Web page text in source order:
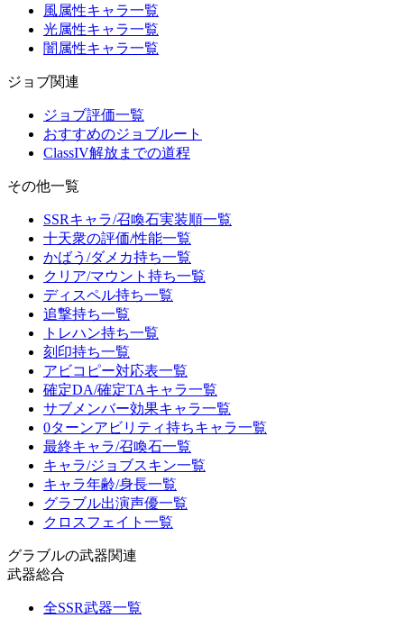
風属性キャラ一覧
光属性キャラ一覧
闇属性キャラ一覧
ジョブ関連
ジョブ評価一覧
おすすめのジョブルート
ClassIV解放までの道程
その他一覧
SSRキャラ/召喚石実装順一覧
十天衆の評価/性能一覧
かばう/ダメカ持ち一覧
クリア/マウント持ち一覧
ディスペル持ち一覧
追撃持ち一覧
トレハン持ち一覧
刻印持ち一覧
アビコピー対応表一覧
確定DA/確定TAキャラ一覧
サブメンバー効果キャラ一覧
0ターンアビリティ持ちキャラ一覧
最終キャラ/召喚石一覧
キャラ/ジョブスキン一覧
キャラ年齢/身長一覧
グラブル出演声優一覧
クロスフェイト一覧
グラブルの武器関連
武器総合
全SSR武器一覧